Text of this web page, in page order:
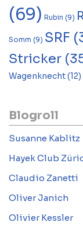
(69) Rubin (9)
Somm (9) SRF
Stricker
Wagenknecht(12)
Blogroll
Susanne Kablitz
Hayek Club
Claudio Zanetti
Oliver Janich
Olivier Kessler